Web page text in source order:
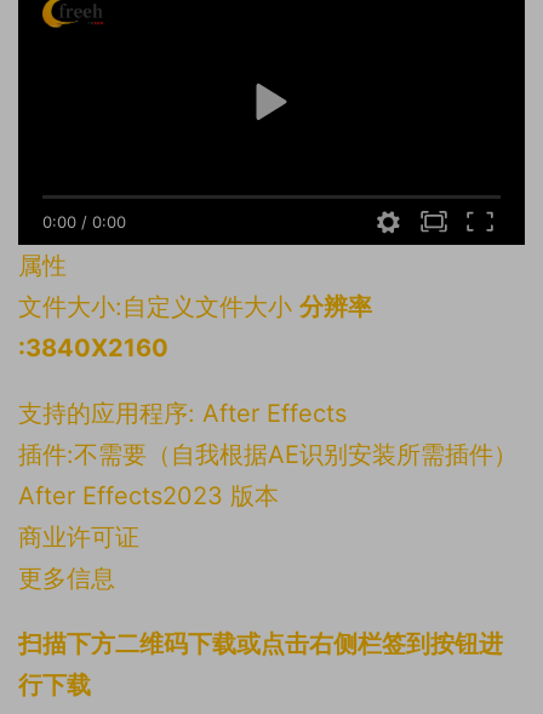
0:00 / 0:00
属性
文件大小:自定义文件大小 分辨率
:3840X2160
支持的应用程序: After Effects
插件:不需要（自我根据AE识别安装所需插件）
After Effects2023 版本
商业许可证
更多信息
扫描下方二维码下载或点击右侧栏签到按钮进
行下载